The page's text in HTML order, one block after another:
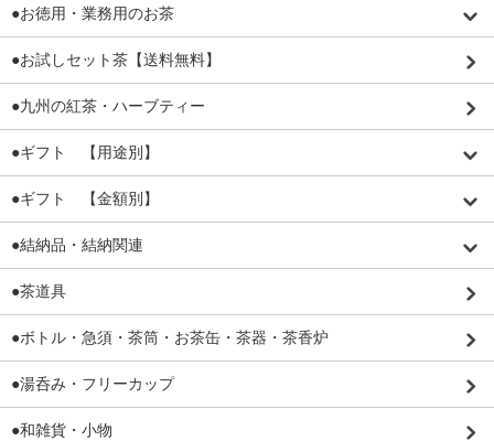
●お徳用・業務用のお茶
●お試しセット茶【送料無料】
●九州の紅茶・ハーブティー
●ギフト 【用途別】
●ギフト 【金額別】
●結納品・結納関連
●茶道具
●ボトル・急須・茶筒・お茶缶・茶器・茶香炉
●湯呑み・フリーカップ
●和雑貨・小物